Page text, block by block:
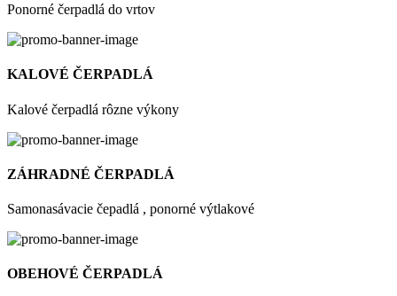
Ponorné čerpadlá do vrtov
KALOVÉ ČERPADLÁ
Kalové čerpadlá rôzne výkony
ZÁHRADNÉ ČERPADLÁ
Samonasávacie čepadlá , ponorné výtlakové
OBEHOVÉ ČERPADLÁ